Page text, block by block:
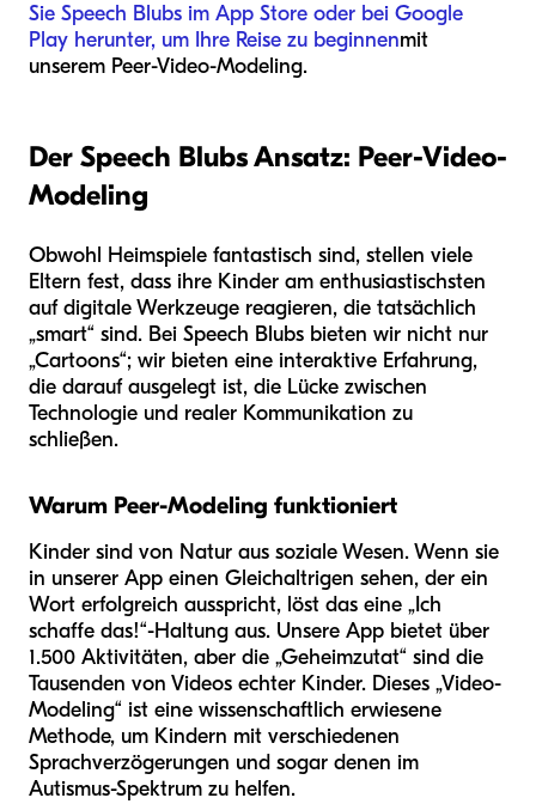
Sie Speech Blubs im App Store oder bei Google
Play herunter, um Ihre Reise zu beginnenmit
unserem Peer-Video-Modeling.
Der Speech Blubs Ansatz: Peer-Video-
Modeling
Obwohl Heimspiele fantastisch sind, stellen viele
Eltern fest, dass ihre Kinder am enthusiastischsten
auf digitale Werkzeuge reagieren, die tatsächlich
„smart“ sind. Bei Speech Blubs bieten wir nicht nur
„Cartoons“; wir bieten eine interaktive Erfahrung,
die darauf ausgelegt ist, die Lücke zwischen
Technologie und realer Kommunikation zu
schließen.
Warum Peer-Modeling funktioniert
Kinder sind von Natur aus soziale Wesen. Wenn sie
in unserer App einen Gleichaltrigen sehen, der ein
Wort erfolgreich ausspricht, löst das eine „Ich
schaffe das!“-Haltung aus. Unsere App bietet über
1.500 Aktivitäten, aber die „Geheimzutat“ sind die
Tausenden von Videos echter Kinder. Dieses „Video-
Modeling“ ist eine wissenschaftlich erwiesene
Methode, um Kindern mit verschiedenen
Sprachverzögerungen und sogar denen im
Autismus-Spektrum zu helfen.